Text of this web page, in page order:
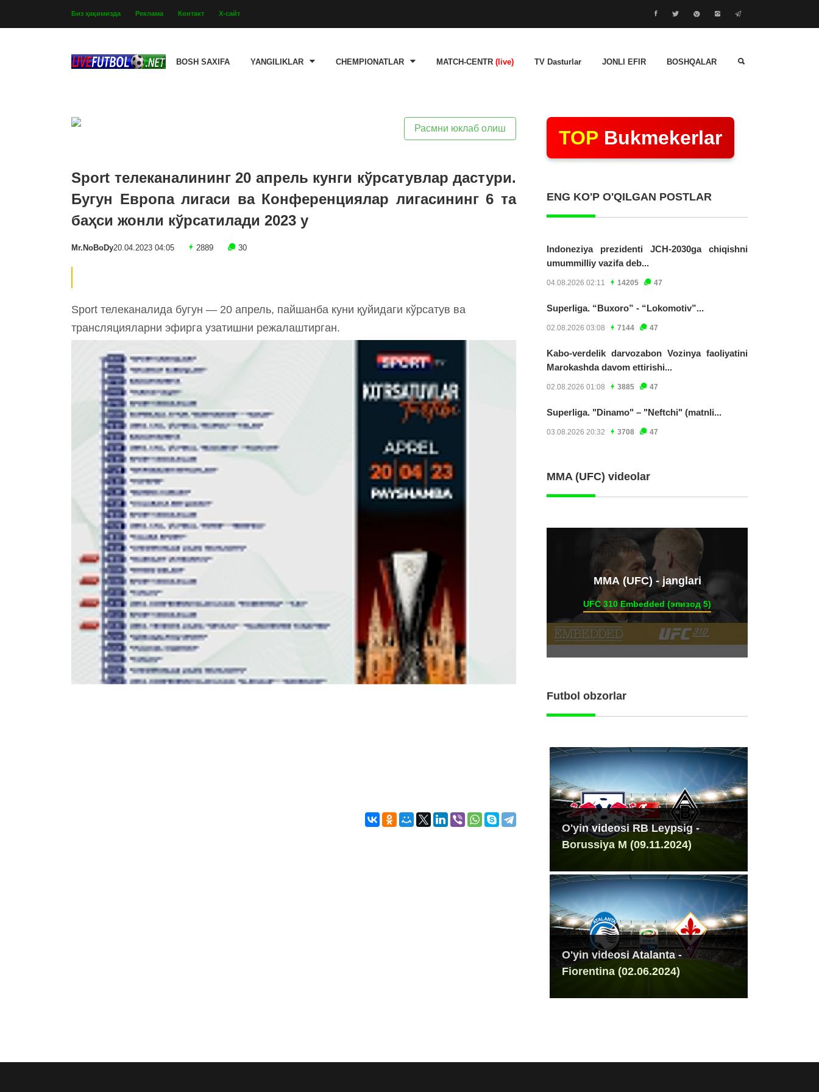
Биз ҳақимизда Реклама Контакт Х-сайт
BOSH SAXIFA YANGILIKLAR CHEMPIONATLAR MATCH-CENTR (live) TV Dasturlar JONLI EFIR BOSHQALAR
Расмни юклаб олиш
Sport телеканалининг 20 апрель кунги кўрсатувлар дастури.
Бугун Европа лигаси ва Конференциялар лигасининг 6 та
баҳси жонли кўрсатилади 2023 y
Mr.NoBoDy20.04.2023 04:05 2889 30
Sport телеканалида бугун — 20 апрель, пайшанба куни қуйидаги кўрсатув ва
трансляцияларни эфирга узатишни режалаштирган.
TOP Bukmekerlar
ENG KO'P O'QILGAN POSTLAR
Indoneziya prezidenti JCH-2030ga chiqishni
umummilliy vazifa deb...
04.08.2026 02:11 14205 47
Superliga. “Buxoro” - “Lokomotiv”...
02.08.2026 03:08 7144 47
Kabo-verdelik darvozabon Vozinya faoliyatini
Marokashda davom ettirishi...
02.08.2026 01:08 3885 47
Superliga. "Dinamo" – "Neftchi" (matnli...
03.08.2026 20:32 3708 47
MMA (UFC) videolar
ММА (UFC) - janglari
UFC 310 Embedded (эпизод 5)
Futbol obzorlar
O'yin videosi RB Leypsig -
Borussiya M (09.11.2024)
O'yin videosi Atalanta -
Fiorentina (02.06.2024)